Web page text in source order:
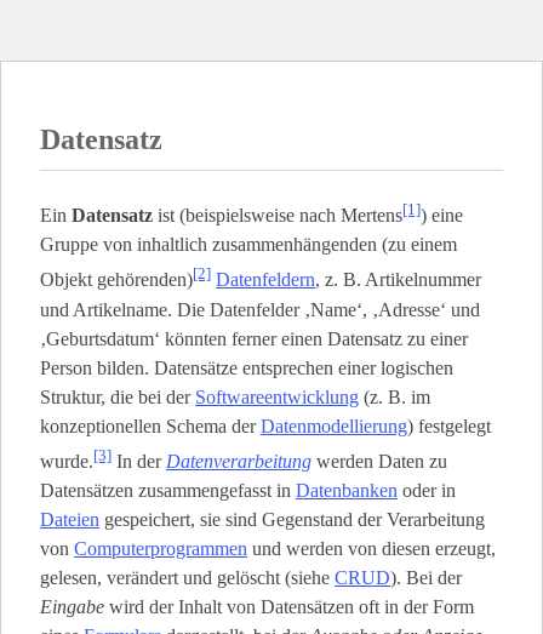
Datensatz
Ein Datensatz ist (beispielsweise nach Mertens[1]) eine
Gruppe von inhaltlich zusammenhängenden (zu einem
Objekt gehörenden)[2] Datenfeldern, z. B. Artikelnummer
und Artikelname. Die Datenfelder ‚Name‘, ‚Adresse‘ und
‚Geburtsdatum‘ könnten ferner einen Datensatz zu einer
Person bilden. Datensätze entsprechen einer logischen
Struktur, die bei der Softwareentwicklung (z. B. im
konzeptionellen Schema derDatenmodellierung) festgelegt
wurde.[3] In der Datenverarbeitung werden Daten zu
Datensätzen zusammengefasst in Datenbanken oder in
Dateien gespeichert, sie sind Gegenstand der Verarbeitung
von Computerprogrammen und werden von diesen erzeugt,
gelesen, verändert und gelöscht (siehe CRUD). Bei der
Eingabe wird der Inhalt von Datensätzen oft in der Form